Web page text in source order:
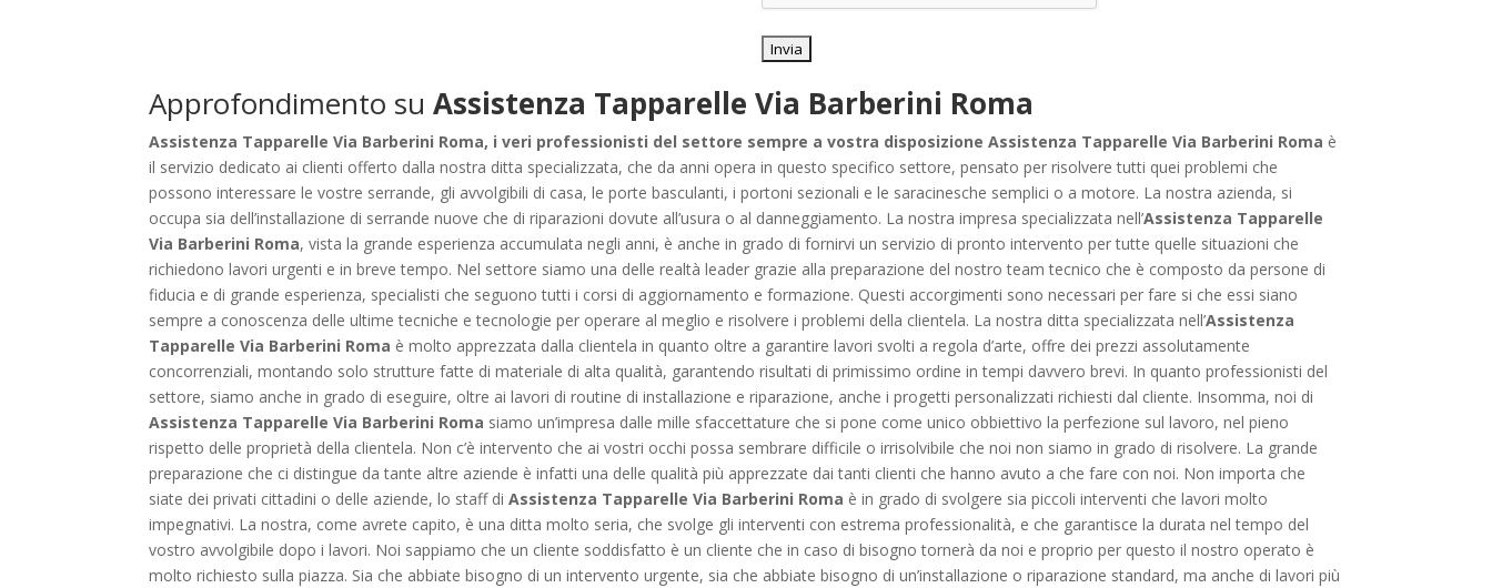
Approfondimento suAssistenza Tapparelle Via Barberini Roma
Assistenza Tapparelle Via Barberini Roma, i veri professionisti del settore sempre a vostra disposizione Assistenza Tapparelle Via Barberini Roma è
il servizio dedicato ai clienti offerto dalla nostra ditta specializzata, che da anni opera in questo specifico settore, pensato per risolvere tutti quei problemi che
possono interessare le vostre serrande, gli avvolgibili di casa, le porte basculanti, i portoni sezionali e le saracinesche semplici o a motore. La nostra azienda, si
occupa sia dell’installazione di serrande nuove che di riparazioni dovute all’usura o al danneggiamento. La nostra impresa specializzata nell’Assistenza Tapparelle
Via Barberini Roma, vista la grande esperienza accumulata negli anni, è anche in grado di fornirvi un servizio di pronto intervento per tutte quelle situazioni che
richiedono lavori urgenti e in breve tempo. Nel settore siamo una delle realtà leader grazie alla preparazione del nostro team tecnico che è composto da persone di
fiducia e di grande esperienza, specialisti che seguono tutti i corsi di aggiornamento e formazione. Questi accorgimenti sono necessari per fare si che essi siano
sempre a conoscenza delle ultime tecniche e tecnologie per operare al meglio e risolvere i problemi della clientela. La nostra ditta specializzata nell’Assistenza
Tapparelle Via Barberini Roma è molto apprezzata dalla clientela in quanto oltre a garantire lavori svolti a regola d’arte, offre dei prezzi assolutamente
concorrenziali, montando solo strutture fatte di materiale di alta qualità, garantendo risultati di primissimo ordine in tempi davvero brevi. In quanto professionisti del
settore, siamo anche in grado di eseguire, oltre ai lavori di routine di installazione e riparazione, anche i progetti personalizzati richiesti dal cliente. Insomma, noi di
Assistenza Tapparelle Via Barberini Roma siamo un’impresa dalle mille sfaccettature che si pone come unico obbiettivo la perfezione sul lavoro, nel pieno
rispetto delle proprietà della clientela. Non c’è intervento che ai vostri occhi possa sembrare difficile o irrisolvibile che noi non siamo in grado di risolvere. La grande
preparazione che ci distingue da tante altre aziende è infatti una delle qualità più apprezzate dai tanti clienti che hanno avuto a che fare con noi. Non importa che
siate dei privati cittadini o delle aziende, lo staff diAssistenza Tapparelle Via Barberini Roma è in grado di svolgere sia piccoli interventi che lavori molto
impegnativi. La nostra, come avrete capito, è una ditta molto seria, che svolge gli interventi con estrema professionalità, e che garantisce la durata nel tempo del
vostro avvolgibile dopo i lavori. Noi sappiamo che un cliente soddisfatto è un cliente che in caso di bisogno tornerà da noi e proprio per questo il nostro operato è
molto richiesto sulla piazza. Sia che abbiate bisogno di un intervento urgente, sia che abbiate bisogno di un’installazione o riparazione standard, ma anche di lavori più